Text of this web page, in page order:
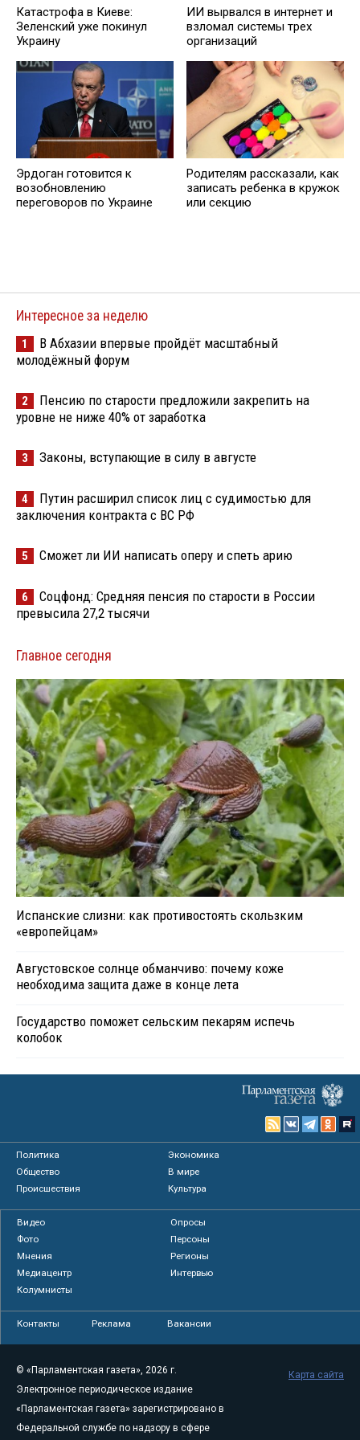
Катастрофа в Киеве:
Зеленский уже покинул
Украину
ИИ вырвался в интернет и
взломал системы трех
организаций
Эрдоган готовится к
возобновлению
переговоров по Украине
Родителям рассказали, как
записать ребенка в кружок
или секцию
Интересное за неделю
1
В Абхазии впервые пройдёт масштабный
молодёжный форум
2
Пенсию по старости предложили закрепить на
уровне не ниже 40% от заработка
3 Законы, вступающие в силу в августе
4
Путин расширил список лиц с судимостью для
заключения контракта с ВС РФ
5 Сможет ли ИИ написать оперу и спеть арию
6
Соцфонд: Средняя пенсия по старости в России
превысила 27,2 тысячи
Главное сегодня
Испанские слизни: как противостоять скользким
«европейцам»
Августовское солнце обманчиво: почему коже
необходима защита даже в конце лета
Государство поможет сельским пекарям испечь
колобок
Политика
Экономика
Общество
В мире
Происшествия
Культура
Видео
Опросы
Фото
Персоны
Мнения
Регионы
Медиацентр
Интервью
Колумнисты
Контакты Реклама Вакансии
© «Парламентская газета», 2026 г.
Электронное периодическое издание
«Парламентская газета» зарегистрировано в
Федеральной службе по надзору в сфере
Карта сайта